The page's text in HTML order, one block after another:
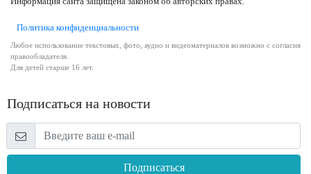
Политика конфиденциальности
Любое использование текстовых, фото, аудио и видеоматериалов возможно с согласия
правообладателя.
Для детей старше 16 лет.
Подписаться на новости
Подписаться